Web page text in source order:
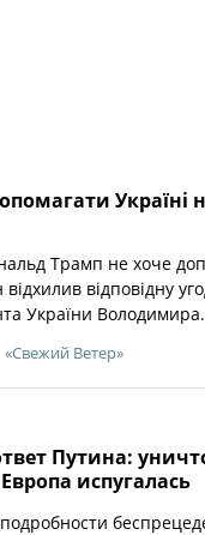
Україні
Трамп не хоче
відповідну
України
«Свежий Ветер»
Путина:
испугалась